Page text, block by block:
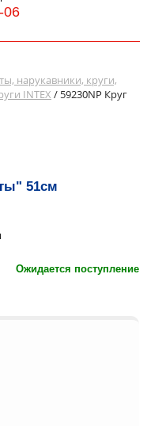
06
нарукавники, круги,
INTEX / 59230NP Круг
51см
Ожидается поступление